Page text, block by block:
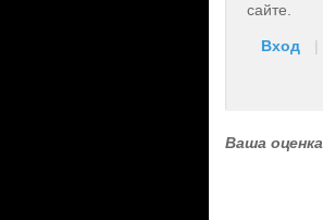
сайте.
Вход |
Ваша